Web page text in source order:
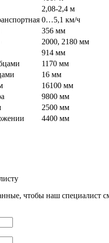
2,08-2,4 м
0…5,1 км/ч
356 мм
2000, 2180 мм
914 мм
1170 мм
16 мм
16100 мм
9800 мм
2500 мм
4400 мм
чтобы наш специалист